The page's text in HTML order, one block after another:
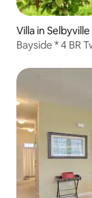
Villa in Selbyville
Bayside * 4 BR